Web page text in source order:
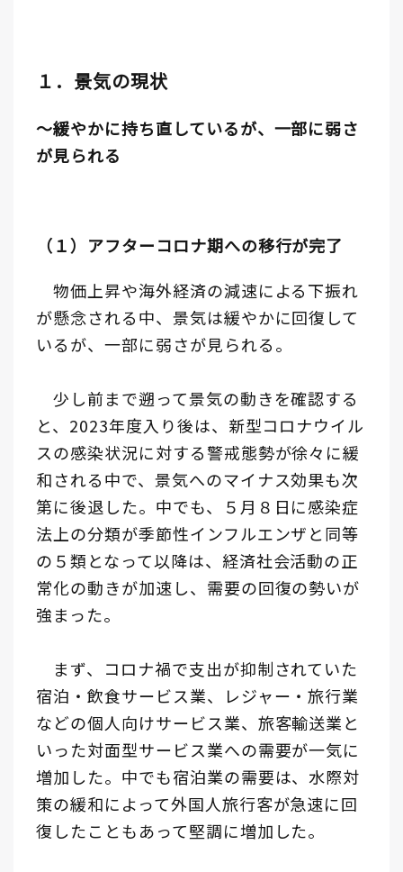
１．景気の現状
～緩やかに持ち直しているが、一部に弱さ
が見られる
（１）アフターコロナ期への移行が完了
物価上昇や海外経済の減速による下振れ
が懸念される中、景気は緩やかに回復して
いるが、一部に弱さが見られる。
少し前まで遡って景気の動きを確認する
と、2023年度入り後は、新型コロナウイル
スの感染状況に対する警戒態勢が徐々に緩
和される中で、景気へのマイナス効果も次
第に後退した。中でも、５月８日に感染症
法上の分類が季節性インフルエンザと同等
の５類となって以降は、経済社会活動の正
常化の動きが加速し、需要の回復の勢いが
強まった。
まず、コロナ禍で支出が抑制されていた
宿泊・飲食サービス業、レジャー・旅行業
などの個人向けサービス業、旅客輸送業と
いった対面型サービス業への需要が一気に
増加した。中でも宿泊業の需要は、水際対
策の緩和によって外国人旅行客が急速に回
復したこともあって堅調に増加した。